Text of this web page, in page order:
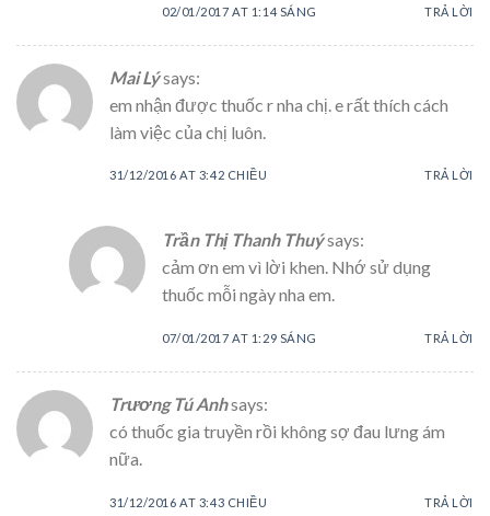
02/01/2017 AT 1:14 SÁNG TRẢ LỜI
Mai Lýsays:
em nhận được thuốc r nha chị. e rất thích cách
làm việc của chị luôn.
31/12/2016 AT 3:42 CHIỀU TRẢ LỜI
Trần Thị Thanh Thuýsays:
cảm ơn em vì lời khen. Nhớ sử dụng
thuốc mỗi ngày nha em.
07/01/2017 AT 1:29 SÁNG TRẢ LỜI
Trương Tú Anhsays:
có thuốc gia truyền rồi không sợ đau lưng ám
nữa.
31/12/2016 AT 3:43 CHIỀU TRẢ LỜI